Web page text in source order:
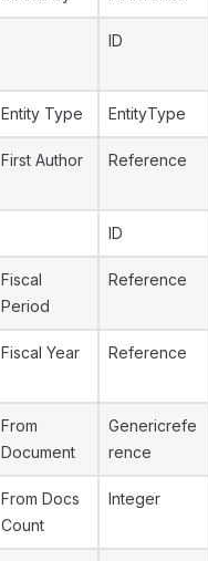
ID
Entity Type EntityType
First Author Reference
ID
Fiscal
Period
Reference
Fiscal Year Reference
From
Document
Genericrefe
rence
From Docs
Count
Integer